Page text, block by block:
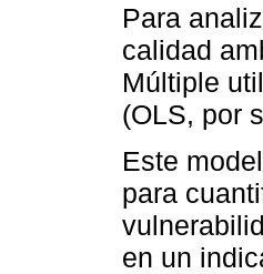
Para
calidad
Múltiple
(OLS, por
Este
para
en un